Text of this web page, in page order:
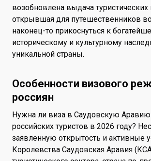
возобновлена выдача туристических
открывшая для путешественников
наконец-то прикоснуться к
историческому и культурному
уникальной страны.
Особенности визового
россиян
Нужна ли виза в Саудовскую
российских туристов в 2026 году?
заявленную открытость и активные
Королевства Саудовская Аравия